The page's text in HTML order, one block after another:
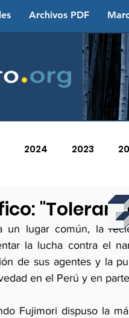
Archivos PDF
2024 2023
2011
un lugar común, la
la lucha contra el
de sus agentes y la
en el Perú y en
Fujimori dispuso la